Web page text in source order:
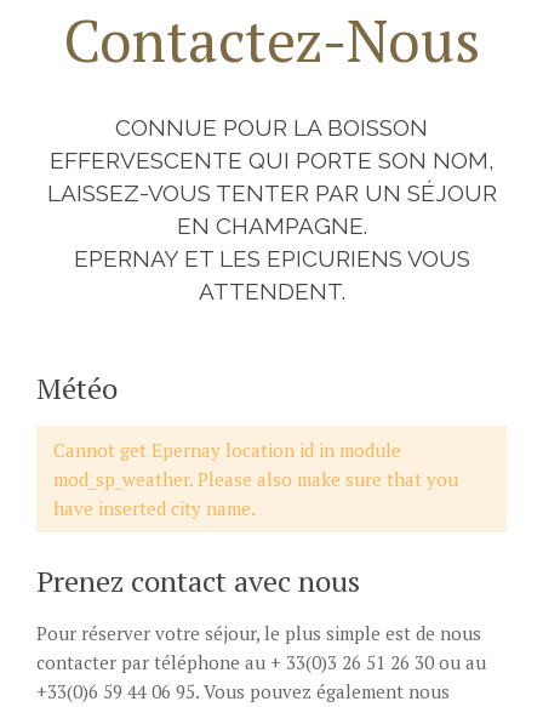
Contactez-Nous
CONNUE POUR LA BOISSON
EFFERVESCENTE QUI PORTE SON NOM,
LAISSEZ-VOUS TENTER PAR UN SÉJOUR
EN CHAMPAGNE.
EPERNAY ET LES EPICURIENS VOUS
ATTENDENT.
Météo
Cannot get Epernay location id in module
mod_sp_weather. Please also make sure that you
have inserted city name.
Prenez contact avec nous
Pour réserver votre séjour, le plus simple est de nous
contacter par téléphone au + 33(0)3 26 51 26 30 ou au
+33(0)6 59 44 06 95. Vous pouvez également nous